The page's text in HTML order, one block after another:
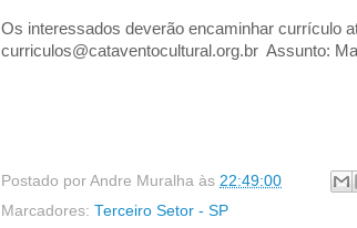
Os interessados deverão encaminhar currículo
curriculos@cataventocultural.org.br Assunto:
Postado por Andre Muralha às 22:49:00
Marcadores: Terceiro Setor - SP